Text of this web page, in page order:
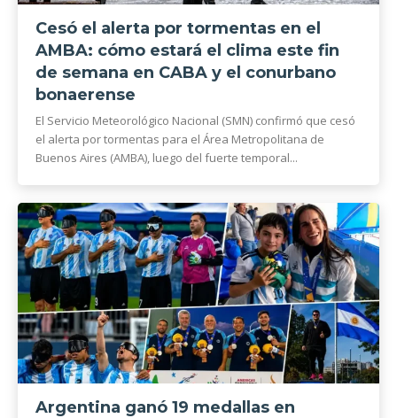
Cesó el alerta por tormentas en el
AMBA: cómo estará el clima este fin
de semana en CABA y el conurbano
bonaerense
El Servicio Meteorológico Nacional (SMN) confirmó que cesó
el alerta por tormentas para el Área Metropolitana de
Buenos Aires (AMBA), luego del fuerte temporal...
Argentina ganó 19 medallas en